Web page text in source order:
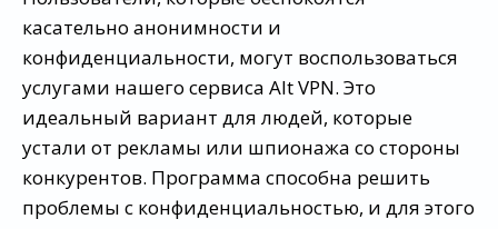
касательно анонимности и
конфиденциальности, могут воспользоваться
услугами нашего сервиса Alt VPN. Это
идеальный вариант для людей, которые
устали от рекламы или шпионажа со стороны
конкурентов. Программа способна решить
проблемы с конфиденциальностью, и для этого